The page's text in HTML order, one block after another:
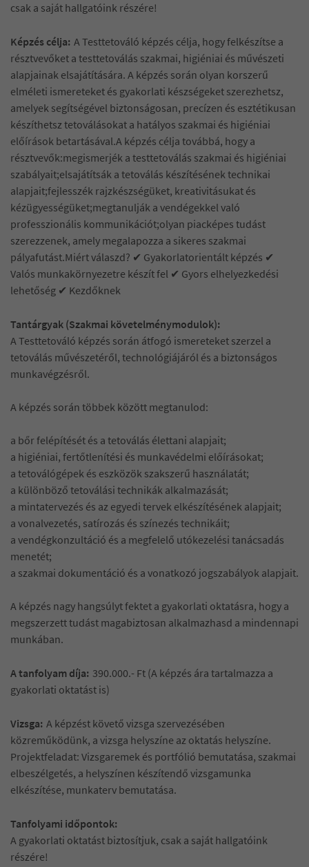
csak a saját hallgatóink részére!
Képzés célja: A Testtetováló képzés célja, hogy felkészítse a
résztvevőket a testtetoválás szakmai, higiéniai és művészeti
alapjainak elsajátítására. A képzés során olyan korszerű
elméleti ismereteket és gyakorlati készségeket szerezhetsz,
amelyek segítségével biztonságosan, precízen és esztétikusan
készíthetsz tetoválásokat a hatályos szakmai és higiéniai
előírások betartásával.A képzés célja továbbá, hogy a
résztvevők:megismerjék a testtetoválás szakmai és higiéniai
szabályait;elsajátítsák a tetoválás készítésének technikai
alapjait;fejlesszék rajzkészségüket, kreativitásukat és
kézügyességüket;megtanulják a vendégekkel való
professzionális kommunikációt;olyan piacképes tudást
szerezzenek, amely megalapozza a sikeres szakmai
pályafutást.Miért válaszd? ✔ Gyakorlatorientált képzés ✔
Valós munkakörnyezetre készít fel ✔ Gyors elhelyezkedési
lehetőség ✔ Kezdőknek
Tantárgyak (Szakmai követelménymodulok):
A Testtetováló képzés során átfogó ismereteket szerzel a
tetoválás művészetéről, technológiájáról és a biztonságos
munkavégzésről.
A képzés során többek között megtanulod:
a bőr felépítését és a tetoválás élettani alapjait;
a higiéniai, fertőtlenítési és munkavédelmi előírásokat;
a tetoválógépek és eszközök szakszerű használatát;
a különböző tetoválási technikák alkalmazását;
a mintatervezés és az egyedi tervek elkészítésének alapjait;
a vonalvezetés, satírozás és színezés technikáit;
a vendégkonzultáció és a megfelelő utókezelési tanácsadás
menetét;
a szakmai dokumentáció és a vonatkozó jogszabályok alapjait.
A képzés nagy hangsúlyt fektet a gyakorlati oktatásra, hogy a
megszerzett tudást magabiztosan alkalmazhasd a mindennapi
munkában.
A tanfolyam díja: 390.000.- Ft (A képzés ára tartalmazza a
gyakorlati oktatást is)
Vizsga: A képzést követő vizsga szervezésében
közreműködünk, a vizsga helyszíne az oktatás helyszíne.
Projektfeladat: Vizsgaremek és portfólió bemutatása, szakmai
elbeszélgetés, a helyszínen készítendő vizsgamunka
elkészítése, munkaterv bemutatása.
Tanfolyami időpontok:
A gyakorlati oktatást biztosítjuk, csak a saját hallgatóink
részére!